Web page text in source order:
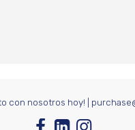
con nosotros hoy!